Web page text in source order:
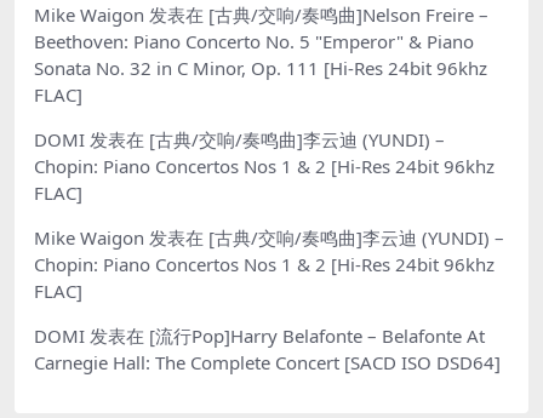
Mike Waigon 发表在 [古典/交响/奏鸣曲]Nelson Freire –
Beethoven: Piano Concerto No. 5 "Emperor" & Piano
Sonata No. 32 in C Minor, Op. 111 [Hi-Res 24bit 96khz
FLAC]
DOMI 发表在 [古典/交响/奏鸣曲]李云迪 (YUNDI) –
Chopin: Piano Concertos Nos 1 & 2 [Hi-Res 24bit 96khz
FLAC]
Mike Waigon 发表在 [古典/交响/奏鸣曲]李云迪 (YUNDI) –
Chopin: Piano Concertos Nos 1 & 2 [Hi-Res 24bit 96khz
FLAC]
DOMI 发表在 [流行Pop]Harry Belafonte – Belafonte At
Carnegie Hall: The Complete Concert [SACD ISO DSD64]